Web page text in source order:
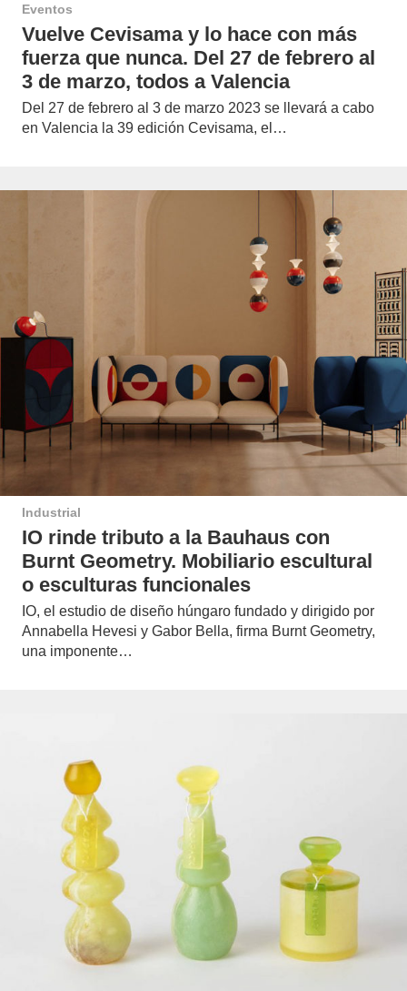
Eventos
Vuelve Cevisama y lo hace con más
fuerza que nunca. Del 27 de febrero al
3 de marzo, todos a Valencia
Del 27 de febrero al 3 de marzo 2023 se llevará a cabo
en Valencia la 39 edición Cevisama, el…
Industrial
IO rinde tributo a la Bauhaus con
Burnt Geometry. Mobiliario escultural
o esculturas funcionales
IO, el estudio de diseño húngaro fundado y dirigido por
Annabella Hevesi y Gabor Bella, firma Burnt Geometry,
una imponente…